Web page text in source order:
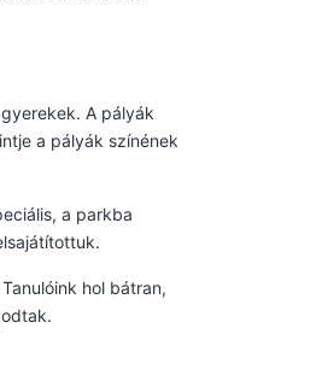
A pályák
a pályák színének
a parkba
hol bátran,